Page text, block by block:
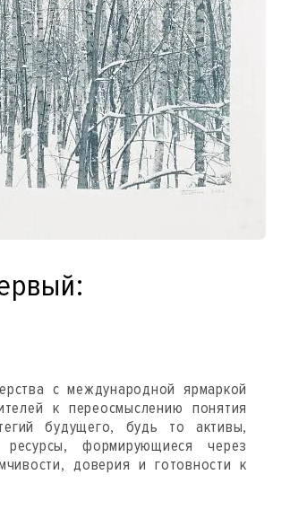
с международной ярмаркой
к переосмыслению понятия
будущего, будь то активы,
формирующиеся через
доверия и готовности к